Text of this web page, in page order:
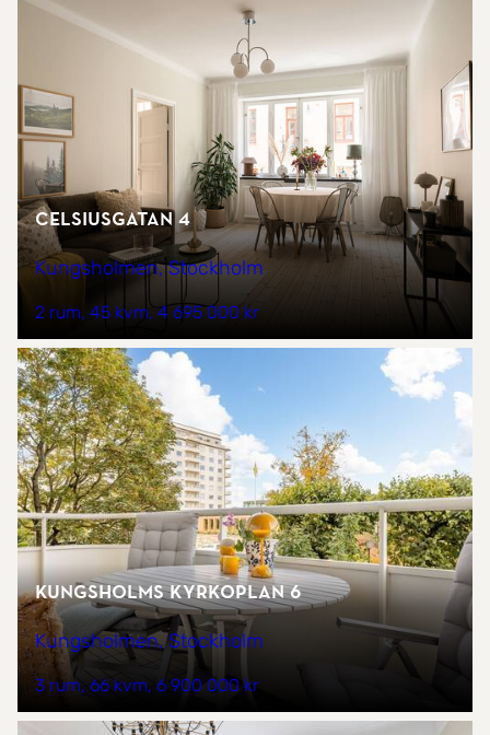
Celsiusgatan 4
Kungsholmen, Stockholm
2 rum 45 kvm 4 695 000 kr
Kungsholms kyrkoplan 6
Kungsholmen, Stockholm
3 rum 66 kvm 6 900 000 kr